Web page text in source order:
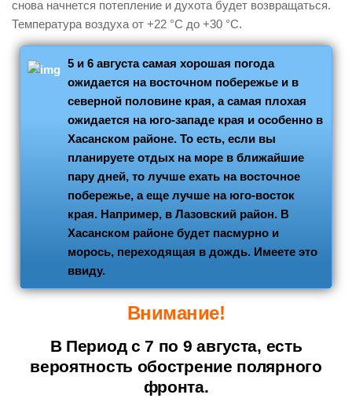
снова начнется потепление и духота будет возвращаться.
Температура воздуха от +22 °С до +30 °С.
5 и 6 августа самая хорошая погода
ожидается на восточном побережье и в
северной половине края, а самая плохая
ожидается на юго-западе края и особенно в
Хасанском районе. То есть, если вы
планируете отдых на море в ближайшие
пару дней, то лучше ехать на восточное
побережье, а еще лучше на юго-восток
края. Например, в Лазовский район. В
Хасанском районе будет пасмурно и
морось, переходящая в дождь. Имеете это
ввиду.
Внимание!
В Период с 7 по 9 августа, есть
вероятность обострение полярного
фронта.